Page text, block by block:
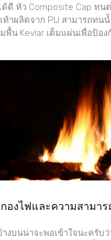
ด้ดี หัว Composite Cap ทน
ท้าผลิตจาก PU สามารถทน
พื้น Kevlar เต็มแผ่นเพื่อป้อง
องไฟและความสามาร
นน่าจะพอเข้าใจนะครับว่